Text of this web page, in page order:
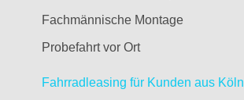
Fachmännische Montage
Probefahrt vor Ort
Fahrradleasing für Kunden aus Köln